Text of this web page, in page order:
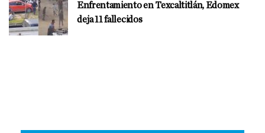
Enfrentamiento en Texcaltitlán, Edomex
deja 11 fallecidos